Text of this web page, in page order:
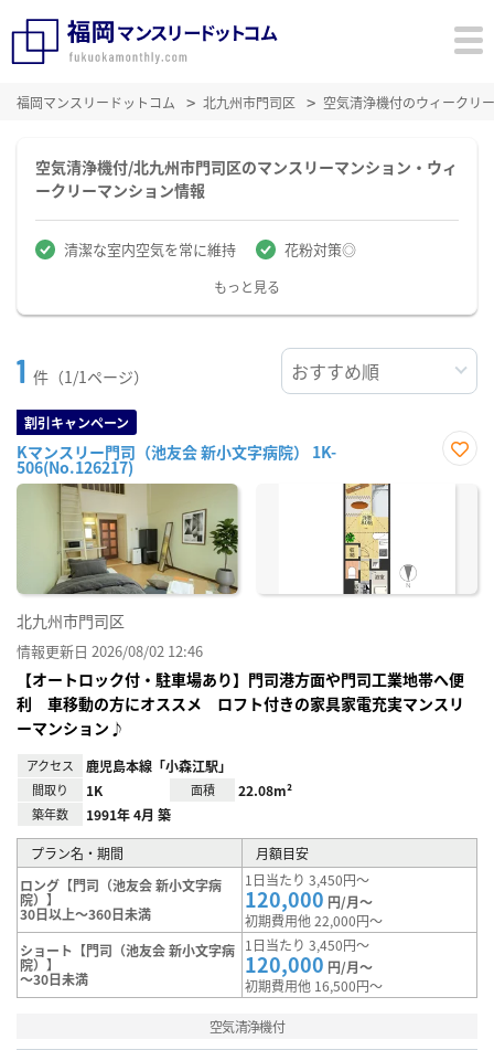
福岡マンスリードットコム 北九州市門司区 空気清浄機付のウィークリ
空気清浄機付/北九州市門司区のマンスリーマンション・ウィ
ークリーマンション情報
清潔な室内空気を常に維持 花粉対策◎
もっと見る
1 件（1/1ページ）
割引キャンペーン
Kマンスリー門司（池友会 新小文字病院） 1K-
506(No.126217)
に入
北九州市門司区
情報更新日 2026/08/02 12:46
【オートロック付・駐車場あり】門司港方面や門司工業地帯へ便
利 車移動の方にオススメ ロフト付きの家具家電充実マンスリ
ーマンション♪
アクセス 鹿児島本線「小森江駅」
間取り 1K 面積 22.08m²
築年数 1991年 4月 築
プラン名・期間
月額目安
ロング【門司（池友会 新小文字病
院）】
30日以上～360日未満
1日当たり 3,450円～
120,000 円/月～
初期費用他 22,000円～
ショート【門司（池友会 新小文字病
院）】
～30日未満
1日当たり 3,450円～
120,000 円/月～
初期費用他 16,500円～
空気清浄機付